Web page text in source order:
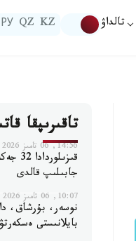
تالداۋ KZ
QZ
РУ
تاقىرىپقا
14:56, 06 تامىز 2026
جابىلىپ قالدى
10:07, 06 تامىز 2026
بايلانىستى